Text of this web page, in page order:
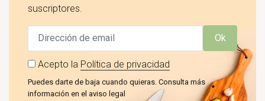
suscriptores.
Ok
Acepto la Política de privacidad
Puedes darte de baja cuando quieras. Consulta más
información en el aviso legal